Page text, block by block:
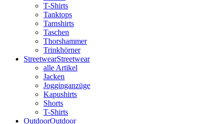
T-Shirts
Tanktops
Tarnshirts
Taschen
Thorshammer
Trinkhörner
StreetwearStreetwear
alle Artikel
Jacken
Jogginganzüge
Kapushirts
Shorts
T-Shirts
OutdoorOutdoor